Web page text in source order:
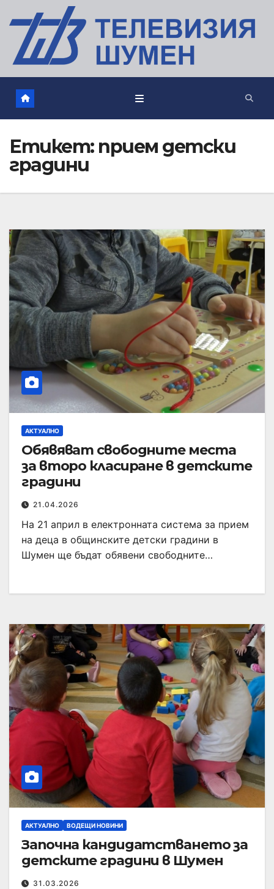
Етикет: прием детски
градини
АКТУАЛНО
Обявяват свободните места
за второ класиране в детските
градини
21.04.2026
На 21 април в електронната система за прием
на деца в общинските детски градини в
Шумен ще бъдат обявени свободните…
АКТУАЛНО ВОДЕЩИ НОВИНИ
Започна кандидатстването за
детските градини в Шумен
31.03.2026